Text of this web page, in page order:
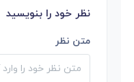
نظر خود را بنویسید
متن نظر